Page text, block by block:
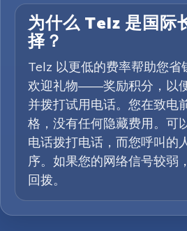
为什么 Telz 是国际
择？
Telz 以更低的费率帮助您省
欢迎礼物——奖励积分，以
并拨打试用电话。您在致电
格，没有任何隐藏费用。可
电话拨打电话，而您呼叫的
序。如果您的网络信号较弱
回拨。